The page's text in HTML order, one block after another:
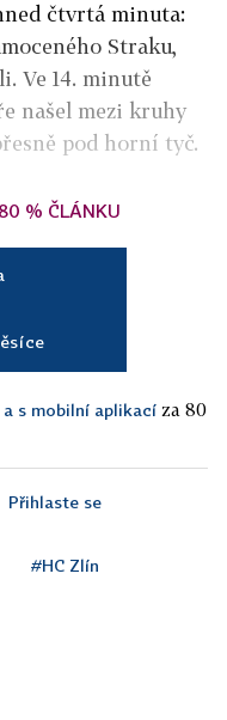
čtvrtá minuta:
Straku,
Ve 14. minutě
našel mezi kruhy
pod horní tyč.
% ČLÁNKU
s mobilní aplikací za 80
Přihlaste se
#HC Zlín